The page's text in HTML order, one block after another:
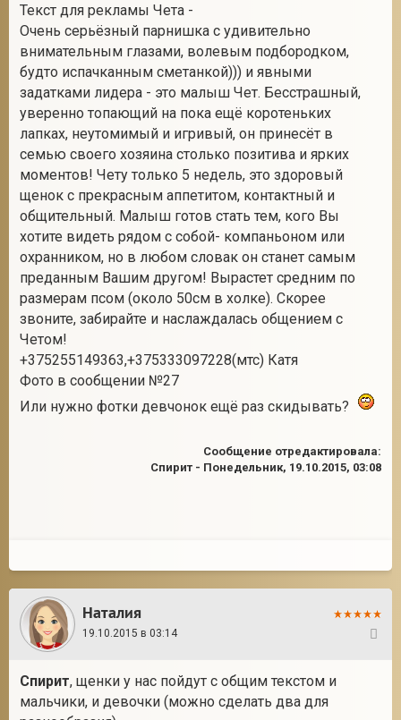
Текст для рекламы Чета -
Очень серьёзный парнишка с удивительно
внимательным глазами, волевым подбородком,
будто испачканным сметанкой))) и явными
задатками лидера - это малыш Чет. Бесстрашный,
уверенно топающий на пока ещё коротеньких
лапках, неутомимый и игривый, он принесёт в
семью своего хозяина столько позитива и ярких
моментов! Чету только 5 недель, это здоровый
щенок с прекрасным аппетитом, контактный и
общительный. Малыш готов стать тем, кого Вы
хотите видеть рядом с собой- компаньоном или
охранником, но в любом словак он станет самым
преданным Вашим другом! Вырастет средним по
размерам псом (около 50см в холке). Скорее
звоните, забирайте и наслаждалась общением с
Четом!
+375255149363,+375333097228(мтс) Катя
Фото в сообщении №27
Или нужно фотки девчонок ещё раз скидывать?
Сообщение отредактировала:
Спирит - Понедельник, 19.10.2015, 03:08
Наталия
19.10.2015 в 03:14
Спирит, щенки у нас пойдут с общим текстом и
мальчики, и девочки (можно сделать два для